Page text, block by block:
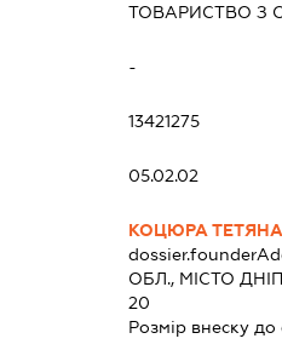
ТОВАРИСТВО З
-
13421275
05.02.02
КОЦЮРА
ОБЛ., МІСТО
20
Розмір внеску